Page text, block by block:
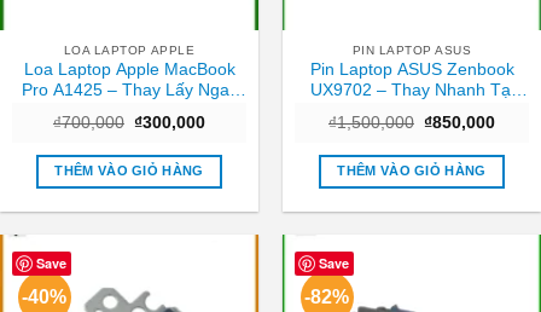
LOA LAPTOP APPLE
Loa Laptop Apple MacBook
Pro A1425 – Thay Lấy Ngay
₫700,000 Giá
là:
₫700,000.
₫300,000Giá
tại
₫300,000.
THÊM VÀO GIỎ HÀNG
PIN LAPTOP ASUS
Pin Laptop ASUS Zenbook
UX9702 – Thay Nhanh Tại
₫1,500,000 Giá
là:
₫1,500,000.
₫850,000Giá
tại
THÊM VÀO GIỎ HÀNG
Save
-40%
Save
-82%